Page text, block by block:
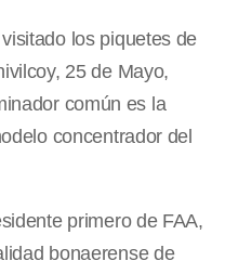
los piquetes de
25 de Mayo,
común es la
concentrador del
primero de FAA,
bonaerense de